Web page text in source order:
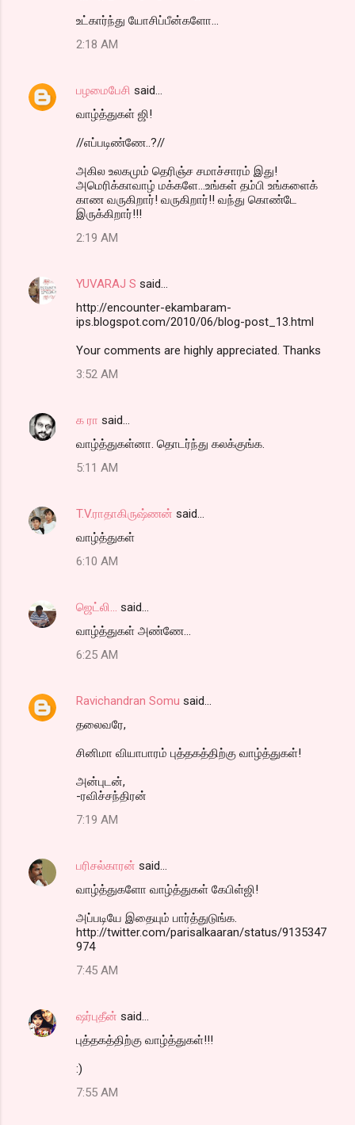
உட்கார்ந்து யோசிப்பீன்களோ...
2:18 AM
பழமைபேசி said…
வாழ்த்துகள் ஜி!
//எப்படிண்ணே..?//
அகில உலகமும் தெரிஞ்ச சமாச்சாரம் இது!
அமெரிக்காவாழ் மக்களே...உங்கள் தம்பி உங்களைக்
காண வருகிறார்! வருகிறார்!! வந்து கொண்டே
இருக்கிறார்!!!
2:19 AM
YUVARAJ S said…
http://encounter-ekambaram-
ips.blogspot.com/2010/06/blog-post_13.html
Your comments are highly appreciated. Thanks
3:52 AM
க ரா said…
வாழ்த்துகள்னா. தொடர்ந்து கலக்குங்க.
5:11 AM
T.V.ராதாகிருஷ்ணன் said…
வாழ்த்துகள்
6:10 AM
ஜெட்லி...
said…
வாழ்த்துகள் அண்ணே...
6:25 AM
Ravichandran Somu said…
தலைவரே,
சினிமா வியாபாரம் புத்தகத்திற்கு வாழ்த்துகள்!
அன்புடன்,
-ரவிச்சந்திரன்
7:19 AM
பரிசல்காரன் said…
வாழ்த்துகளோ வாழ்த்துகள் கேபிள்ஜி!
அப்படியே இதையும் பார்த்துடுங்க.
http://twitter.com/parisalkaaran/status/9135347
974
7:45 AM
ஷர்புதீன் said…
புத்தகத்திற்கு வாழ்த்துகள்!!!
:)
7:55 AM